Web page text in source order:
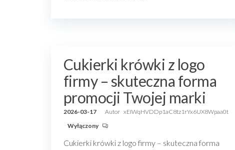
Cukierki krówki z logo
firmy – skuteczna forma
promocji Twojej marki
2026-03-17 Autor xEIWqHVDDp1aC8tz1rYx6UX8Wpaa0t
Wyłączony
Cukierki krówki z logo firmy – skuteczna forma